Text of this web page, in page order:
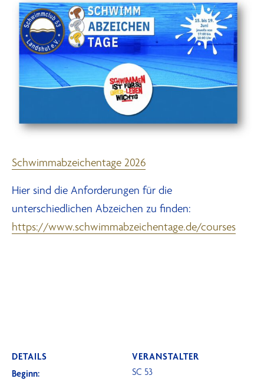
Schwimmabzeichentage 2026
Hier sind die Anforderungen für die
unterschiedlichen Abzeichen zu finden:
https://www.schwimmabzeichentage.de/courses
DETAILS
Beginn:
VERANSTALTER
SC 53